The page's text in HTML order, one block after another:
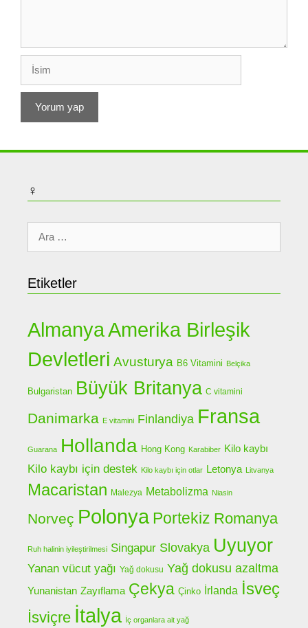
İsim
♀
için
Etiketler
AlmanyaAmerika Birleşik
Devletleri Avusturya B6 Vitamini Belçika
Bulgaristan Büyük Britanya C vitamini
Danimarka E vitamini Finlandiya Fransa
Guarana Hollanda Hong Kong Karabiber Kilo kaybı
Kilo kaybı için destek Kilo kaybı için otlar Letonya Litvanya
Macaristan Malezya Metabolizma Niasin
Norveç Polonya Portekiz Romanya
Ruh halinin iyileştirilmesi Singapur Slovakya Uyuyor
Yanan vücut yağı Yağ dokusu Yağ dokusu azaltma
Yunanistan Zayıflama Çekya Çinko İrlanda İsveç
İsviçre İtalya İç organlara ait yağ